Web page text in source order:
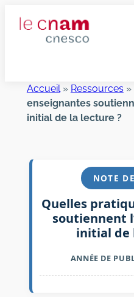
Accueil» Ressources»
enseignantes
initial de la lecture ?
NOTE
Quelles
soutiennent
initial de
ANNÉE DE